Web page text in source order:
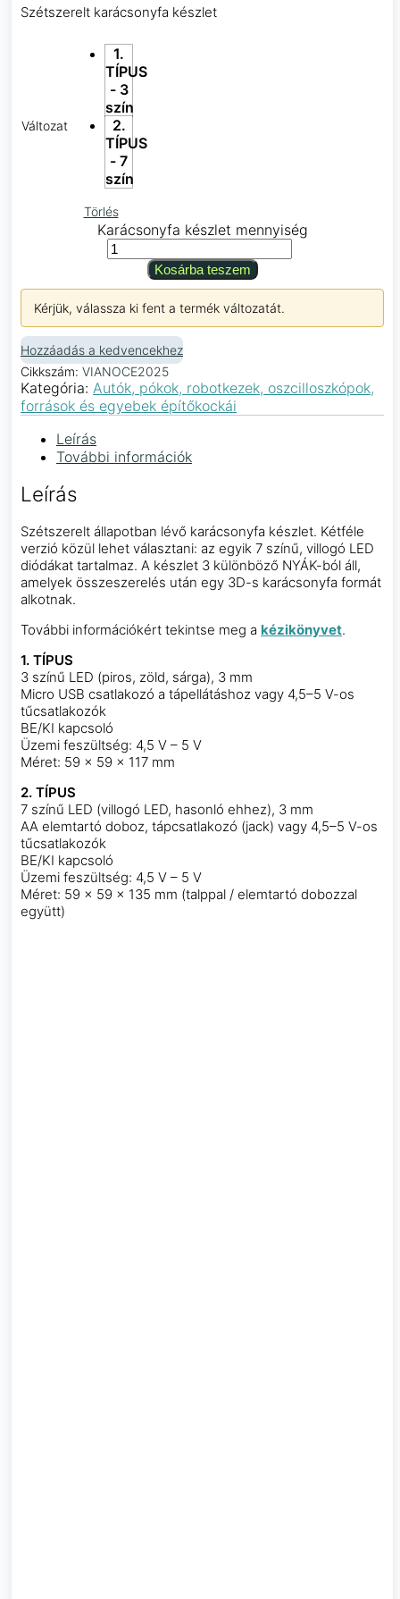
Szétszerelt karácsonyfa készlet
Változat
1.
TÍPUS
- 3
szín
2.
TÍPUS
- 7
szín
Törlés
Karácsonyfa készlet mennyiség
Kosárba teszem
Kérjük, válassza ki fent a termék változatát.
Hozzáadás a kedvencekhez
Cikkszám: VIANOCE2025
Kategória: Autók, pókok, robotkezek, oszcilloszkópok,
források és egyebek építőkockái
Leírás
További információk
Leírás
Szétszerelt állapotban lévő karácsonyfa készlet. Kétféle
verzió közül lehet választani: az egyik 7 színű, villogó LED
diódákat tartalmaz. A készlet 3 különböző NYÁK-ból áll,
amelyek összeszerelés után egy 3D-s karácsonyfa formát
alkotnak.
További információkért tekintse meg a kézikönyvet.
1. TÍPUS
3 színű LED (piros, zöld, sárga), 3 mm
Micro USB csatlakozó a tápellátáshoz vagy 4,5–5 V-os
tűcsatlakozók
BE/KI kapcsoló
Üzemi feszültség: 4,5 V – 5 V
Méret: 59 × 59 × 117 mm
2. TÍPUS
7 színű LED (villogó LED, hasonló ehhez), 3 mm
AA elemtartó doboz, tápcsatlakozó (jack) vagy 4,5–5 V-os
tűcsatlakozók
BE/KI kapcsoló
Üzemi feszültség: 4,5 V – 5 V
Méret: 59 × 59 × 135 mm (talppal / elemtartó dobozzal
együtt)